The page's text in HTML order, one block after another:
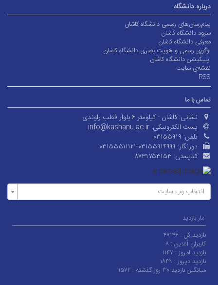
درباره دانشگاه
پیام‌رسان‌های رسمی دانشگاه کاشان
سرود دانشگاه کاشان
معرفی دانشگاه کاشان
لوگوی رسمی و هویت بصری دانشگاه کاشان
اپلیکیشن دانشگاه کاشان
نقشه‌ی سایت
RSS
تماس با ما
نشانی: کاشان - کیلومتر ۶ بلوار قطب راوندی
پست الکترونیکی: info@kashanu.ac.ir
تلفن: ۰۳۱۵۵۹۱۹
دورنگار: ۰۳۱۵۵۵۱۱۱۲۱-۰۳۱۵۵۹۱۴۹۹۹
کدپستی: ۸۷۳۱۷۵۳۱۵۳
انتخاب وب سایت
آمار بازدید
بازدید کل : ۴۷۱۴۶
کاربران آنلاین : ۸
بازدید امروز : ۱۱۴۷
بازدید دیروز : ۱۸۴۹
میانگین بازدید ۳۰ روز گذشته :
۱۵۷۲